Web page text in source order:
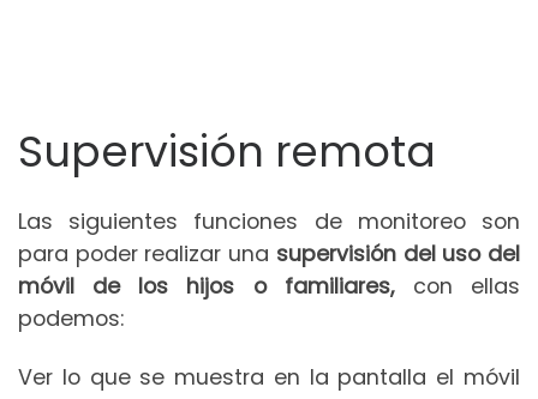
Supervisión remota
Las siguientes funciones de monitoreo son
para poder realizar una supervisión del uso del
móvil de los hijos o familiares,con ellas
podemos:
Ver lo que se muestra en la pantalla el móvil